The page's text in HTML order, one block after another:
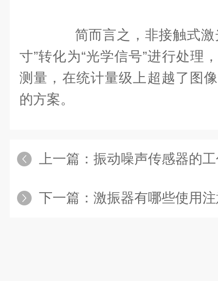
简而言之，非接触式激
寸”转化为“光学信号”进行处理
测量，在统计量级上超越了图
的方案。
上一篇： 振动噪声传感器的工作
下一篇： 激振器有哪些使用